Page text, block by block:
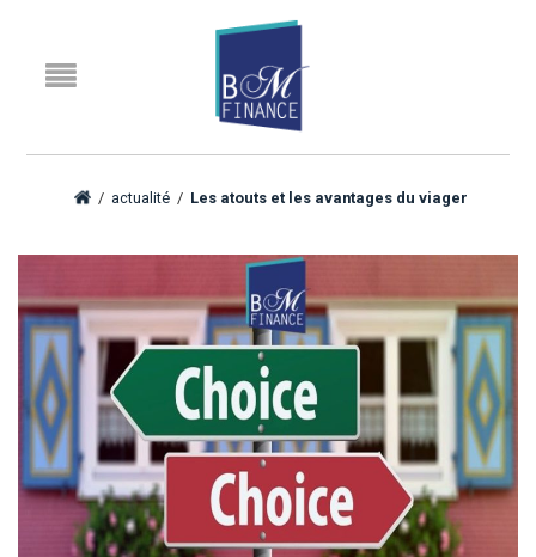
/ actualité / Les atouts et les avantages du viager